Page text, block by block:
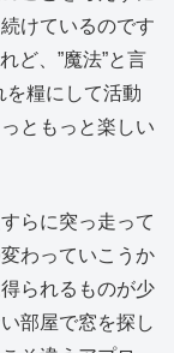
けているのです
ど、”魔法”と言
を糧にして活動
ともっと楽しい
らに突っ走って
わっていこうか
られるものが少
部屋で窓を探し